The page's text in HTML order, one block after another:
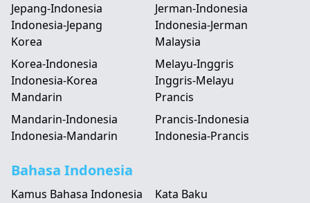
Jepang-Indonesia
Indonesia-Jepang
Jerman-Indonesia
Indonesia-Jerman
Korea
Korea-Indonesia
Indonesia-Korea
Malaysia
Melayu-Inggris
Inggris-Melayu
Mandarin
Mandarin-Indonesia
Indonesia-Mandarin
Prancis
Prancis-Indonesia
Indonesia-Prancis
Bahasa Indonesia
Kamus Bahasa Indonesia
Kata Baku